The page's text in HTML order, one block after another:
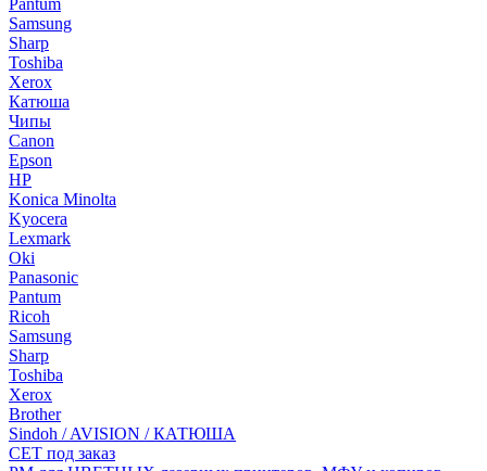
Pantum
Samsung
Sharp
Toshiba
Xerox
Катюша
Чипы
Canon
Epson
HP
Konica Minolta
Kyocera
Lexmark
Oki
Panasonic
Pantum
Ricoh
Samsung
Sharp
Toshiba
Xerox
Brother
Sindoh / AVISION / КАТЮША
CET под заказ